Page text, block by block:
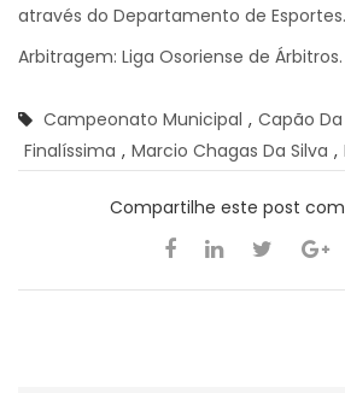
através do Departamento de Esportes.
Arbitragem: Liga Osoriense de Árbitros.
Campeonato Municipal , Capão
Finalíssima , Marcio Chagas Da Silva ,
Compartilhe este post